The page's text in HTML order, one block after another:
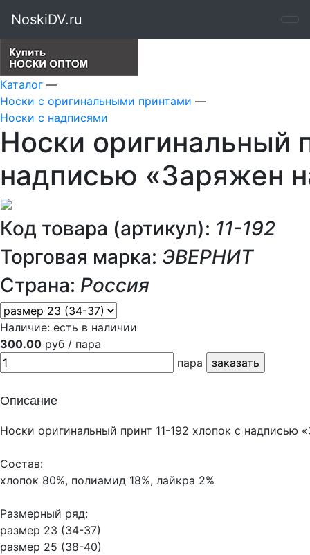
NoskiDV.ru
Каталог —
Носки с оригинальными принтами —
Носки с надписями
Носки оригинальный
надписью «Заряжен
Код товара (артикул): 11-192
Торговая марка: ЭВЕРНИТ
Страна: Россия
Наличие: есть в наличии
300.00 руб / пара
пара
Описание
Носки оригинальный принт 11-192 хлопок с надписью
Состав:
хлопок 80%, полиамид 18%, лайкра 2%
Размерный ряд:
размер 23 (34-37)
размер 25 (38-40)